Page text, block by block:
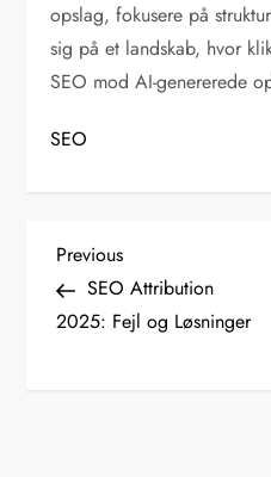
opslag, fokusere på
sig på et landskab, hvor
SEO mod AI-genererede
SEO
I
n
d
Previous
Post
Previous
SEO Attribution
2025: Fejl og Løsninger